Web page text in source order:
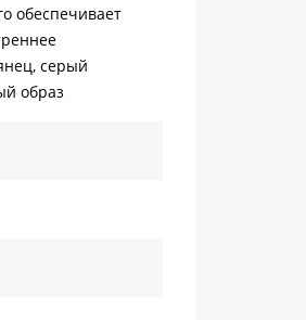
обеспечивает
серый
образ